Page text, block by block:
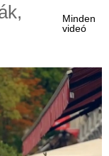
Hotel, Budapest
Minden
videó